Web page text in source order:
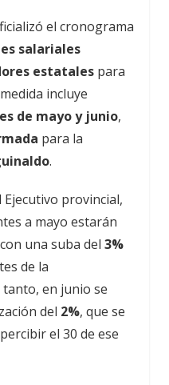
el cronograma
salariales
estatales para
incluye
de mayo y junio,
para la
.
provincial,
a mayo estarán
una suba del 3%
de la
en junio se
del 2%, que se
el 30 de ese